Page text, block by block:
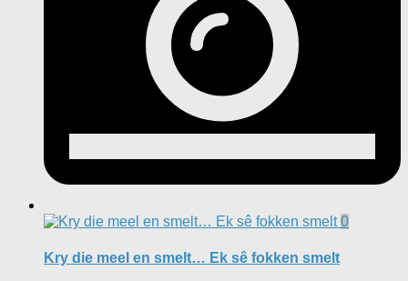
0
Kry die meel en smelt… Ek sê fokken smelt